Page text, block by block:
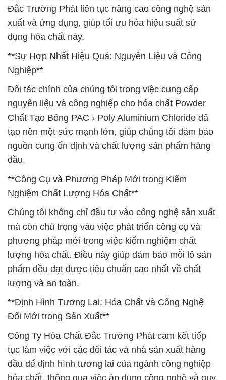
Đắc Trường Phát liên tục nâng cao công nghệ sản
xuất và ứng dụng, giúp tối ưu hóa hiệu suất sử
dụng hóa chất này.
**Sự Hợp Nhất Hiệu Quả: Nguyên Liệu và Công
Nghiệp**
Đối tác chính của chúng tôi trong việc cung cấp
nguyên liệu và công nghiệp cho hóa chất Powder
Chất Tạo Bông PAC › Poly Aluminium Chloride đã
tạo nên một sức mạnh lớn, giúp chúng tôi đảm bảo
nguồn cung ổn định và chất lượng sản phẩm hàng
đầu.
**Công Cụ và Phương Pháp Mới trong Kiểm
Nghiệm Chất Lượng Hóa Chất**
Chúng tôi không chỉ đầu tư vào công nghệ sản xuất
mà còn chú trọng vào việc phát triển công cụ và
phương pháp mới trong việc kiểm nghiệm chất
lượng hóa chất. Điều này giúp đảm bảo mỗi lô sản
phẩm đều đạt được tiêu chuẩn cao nhất về chất
lượng và an toàn.
**Định Hình Tương Lai: Hóa Chất và Công Nghệ
Đổi Mới trong Sản Xuất**
Công Ty Hóa Chất Đắc Trường Phát cam kết tiếp
tục làm việc với các đối tác và nhà sản xuất hàng
đầu để định hình tương lai của ngành công nghiệp
hóa chất, thông qua việc áp dụng công nghệ và quy